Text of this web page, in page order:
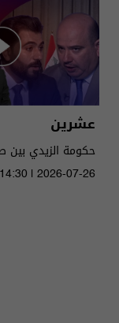
عشرين
حكومة الزيدي بين
14:30 | 2026-07-26